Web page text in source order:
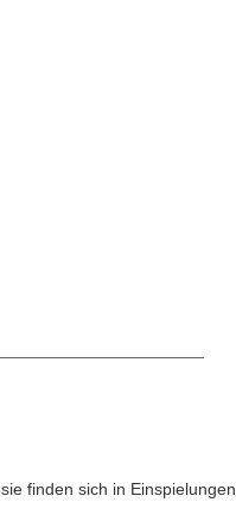
finden sich in Einspielungen,